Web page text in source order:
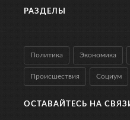
РАЗДЕЛЫ
Политика Экономика
Происшествия Социум
ОСТАВАЙТЕСЬ НА